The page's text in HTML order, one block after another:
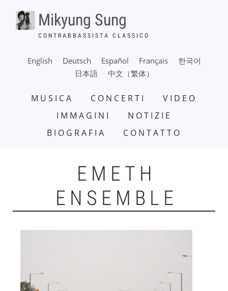
contenuto
Mikyung Sung
CONTRABBASSISTA CLASSICO
English Deutsch Español Français 한국어
日本語 中文（繁体）
PRINCIPALE
MUSICA CONCERTI
VIDEO
IMMAGINI
NOTIZIE
BIOGRAFIA
CONTATTO
EMETH
ENSEMBLE